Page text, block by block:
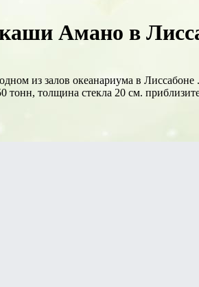
Амано в
из залов океанариума в
толщина стекла 20 см.